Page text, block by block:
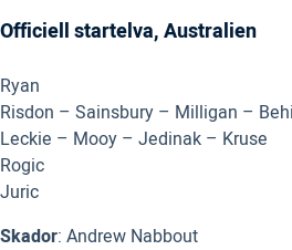
Officiell startelva, Australien
Ryan
Risdon – Sainsbury – Milligan –
Leckie – Mooy – Jedinak – Kruse
Rogic
Juric
Skador: Andrew Nabbout